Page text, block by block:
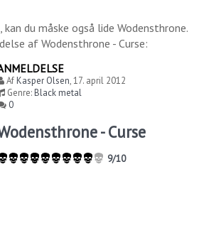
, kan du måske også lide Wodensthrone.
af Wodensthrone - Curse:
AfKasper Olsen,17. april 2012
Genre:Black metal
0
- Curse
9/10